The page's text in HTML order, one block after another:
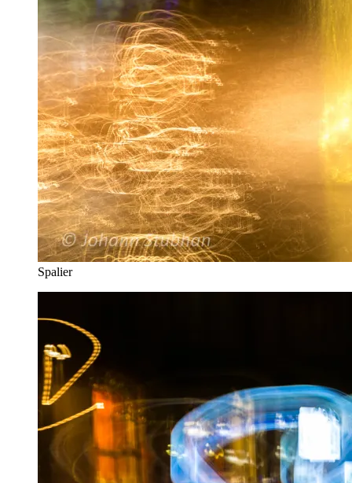
Spalier